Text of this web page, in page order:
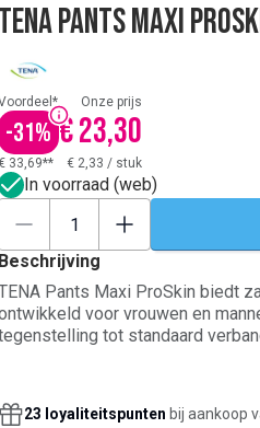
TENA Pants Maxi
-31%
Onze prijs
€ 23,30
33,69** € 2,33 / stuk
In voorraad (web)
Beschrijving
Pants Maxi ProSkin biedt
voor vrouwen en
tot standaard
geurtjes. Met de volledige
vloeistoffen snel weggeleid van
23 loyaliteitspunten bij aankoop